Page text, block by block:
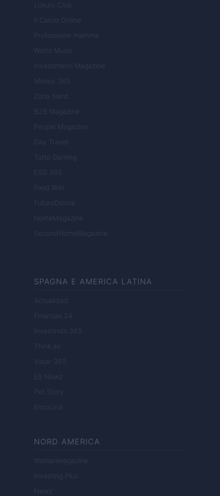
Luxury Club
Il Calcio Online
Professione mamma
World Music
Investimenti Magazine
Money 365
Zona Nerd
B2B Magazine
People Magazine
Day Travel
Tutto Gaming
ESG 365
Food Wiki
FuturoDonna
HomeMagazine
SecondHomeMagazine
SPAGNA E AMERICA LATINA
Actualidad
Finanzas 24
Investindo 365
Think.es
Viajar 365
ES Newz
Pet Story
Encocina
NORD AMERICA
Womanmagazine
Investing Plus
Newz